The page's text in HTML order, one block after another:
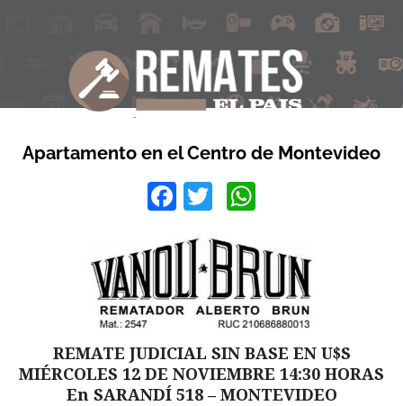
Apartamento en el Centro de Montevideo
Facebook
Twitter
REMATE JUDICIAL SIN BASE EN U$S
MIÉRCOLES 12 DE NOVIEMBRE 14:30 HORAS
En SARANDÍ 518 – MONTEVIDEO